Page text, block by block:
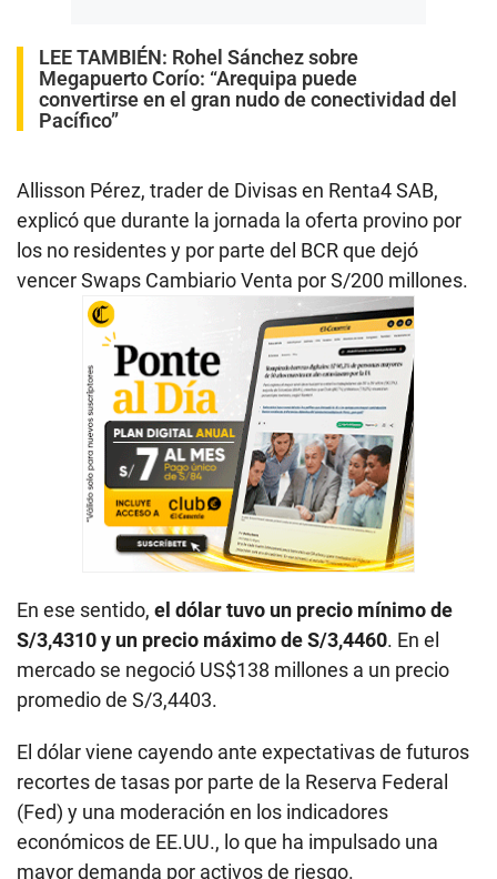
LEE TAMBIÉN: Rohel Sánchez sobre
Megapuerto Corío: “Arequipa puede
convertirse en el gran nudo de conectividad del
Pacífico”
Allisson Pérez, trader de Divisas en Renta4 SAB,
explicó que durante la jornada la oferta provino por
los no residentes y por parte del BCR que dejó
vencer Swaps Cambiario Venta por S/200 millones.
En ese sentido, el dólar tuvo un precio mínimo de
S/3,4310 y un precio máximo de S/3,4460. En el
mercado se negoció US$138 millones a un precio
promedio de S/3,4403.
El dólar viene cayendo ante expectativas de futuros
recortes de tasas por parte de la Reserva Federal
(Fed) y una moderación en los indicadores
económicos de EE.UU., lo que ha impulsado una
mayor demanda por activos de riesgo.